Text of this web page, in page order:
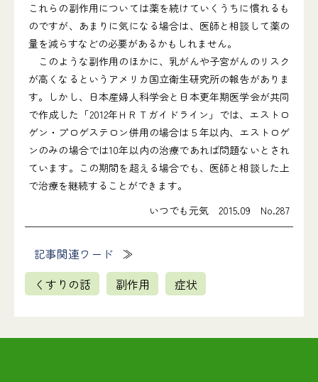
これらの副作用については薬を続けていくうちに慣れるも
のですが、あまりに気になる場合は、医師と相談して薬の
量を減らすなどの必要があるかもしれません。
このような副作用のほかに、乳がんや子宮がんのリスク
が高くなるというアメリカ国立衛生研究所の報告がありま
す。しかし、日本産婦人科学会と日本更年期医学会が共同
で作成した「2012年ＨＲＴガイドライン」では、エストロ
ゲン・プロゲステロン併用の場合は５年以内、エストロゲ
ンのみの場合では10年以内の治療であれば問題ないとされ
ています。この期間を超える場合でも、医師と相談した上
で治療を継続することができます。
いつでも元気 2015.09 No.287
記事関連ワード
くすりの話
副作用 症状